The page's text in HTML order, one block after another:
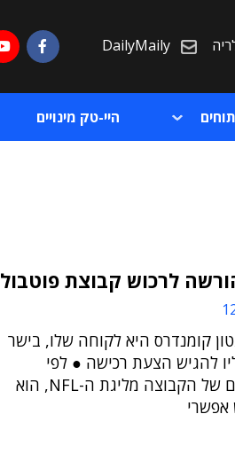
DailyMaily
היי-טק מינויים
לרכוש קבוצת פוטבול
קומנדרס היא לקוחה שלו, בישר
להגיש הצעת רכישה ● לפי
הדיווחים, דן סניידר, הבעלים של הקבוצה מליגת ה-NFL, הוא
אפשרי